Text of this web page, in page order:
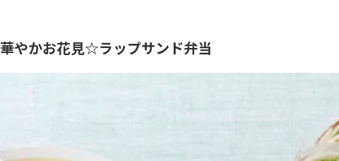
華やかお花見☆ラップサンド弁当